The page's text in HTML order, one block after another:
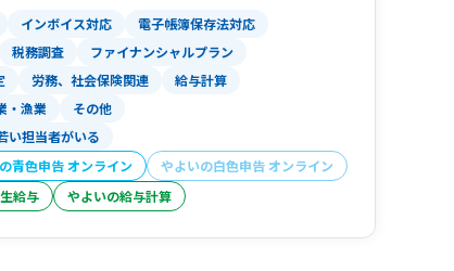
インボイス対応
電子帳簿保存法対応
税務調査
ファイナンシャルプラン
労務、社会保険関連 給与計算
・漁業 その他
い担当者がいる
青色申告 オンライン
やよいの白色申告 オンライン
給与 やよいの給与計算